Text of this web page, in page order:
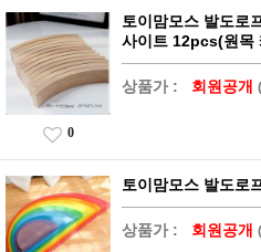
토이맘모스 발도로
사이트 12pcs(원목
상품가 : 회원공개
0
토이맘모스 발도로
상품가 : 회원공개